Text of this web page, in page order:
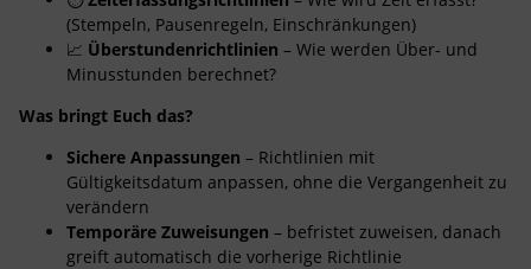
(Stempeln, Pausenregeln, Einschränkungen)
📈 Überstundenrichtlinien – Wie werden Über- und
Minusstunden berechnet?
Was bringt Euch das?
Sichere Anpassungen – Richtlinien mit
Gültigkeitsdatum anpassen, ohne die Vergangenheit zu
verändern
Temporäre Zuweisungen – befristet zuweisen, danach
greift automatisch die vorherige Richtlinie